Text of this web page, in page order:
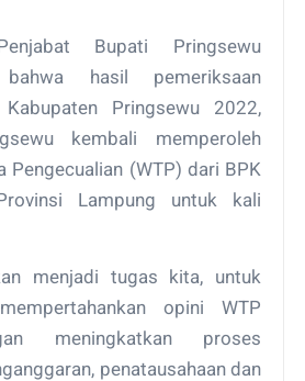
Bupati Pringsewu
bahwa hasil pemeriksaan
Pringsewu 2022,
kembali memperoleh
Pengecualian (WTP) dari BPK
Lampung untuk kali
menjadi tugas kita, untuk
opini WTP
meningkatkan proses
penatausahaan dan